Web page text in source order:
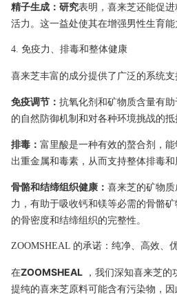
精子生成：研究表明，喜来芝还能促
活力。这一益处使其在增强男性生育能
4. 免疫力、排毒和整体健康
喜来芝丰富的成分提供了广泛的系统支
免疫调节： 抗氧化剂和矿物质含量有
的自然防御机制和对各种环境挑战的抵
排毒： 富里酸是一种有效的螯合剂，
出重金属和毒素，从而支持整体排毒和
骨骼和结缔组织健康： 喜来芝的矿物
力，有助于吸收钙和镁等必需的骨骼
的骨密度和结缔组织的完整性。
ZOOMSHEAL 的承诺：纯净、高效、
在ZOOMSHEAL ，我们深知喜来芝
提纯的喜来芝原料可能含有污染物，